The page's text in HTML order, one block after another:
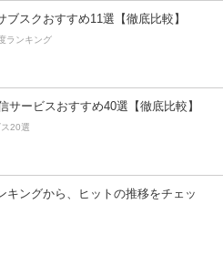
ブスクおすすめ11選【徹底比較】
ランキング
サービスおすすめ40選【徹底比較】
20選
キングから、ヒットの推移をチェッ